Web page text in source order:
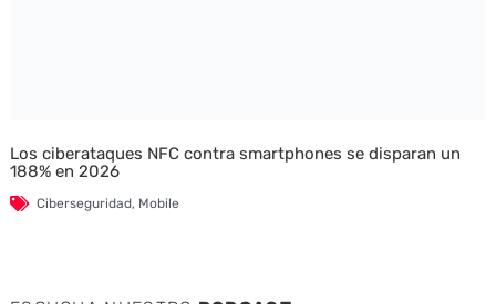
Los ciberataques NFC contra smartphones se disparan un
188% en 2026
Ciberseguridad, Mobile